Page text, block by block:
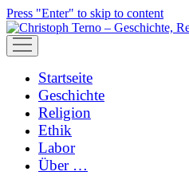
Press "Enter" to skip to content
open
menu
Startseite
Geschichte
Religion
Ethik
Labor
Über …